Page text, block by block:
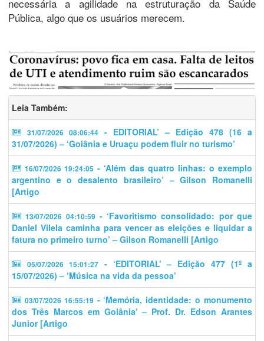
necessária a agilidade na estruturação da Saúde
Pública, algo que os usuários merecem.
Leia Também:
31/07/2026 08:06:44 - EDITORIAL’ – Edição 478 (16 a
31/07/2026) – ‘Goiânia e Uruaçu podem fluir no turismo’
16/07/2026 19:24:05 - ‘Além das quatro linhas: o exemplo
argentino e o desalento brasileiro’ – Gilson Romanelli
[Artigo
13/07/2026 04:10:59 - ‘​​Favoritismo consolidado: por que
Daniel Vilela caminha para vencer as eleições e liquidar a
fatura no primeiro turno’ – Gilson Romanelli [Artigo
05/07/2026 15:01:27- ‘EDITORIAL’ – Edição 477 (1º a
15/07/2026) – ‘Música na vida da pessoa’
03/07/2026 16:55:19 - ‘Memória, identidade: o monumento
dos Três Marcos em Goiânia’ – Prof. Dr. Edson Arantes
Junior [Artigo